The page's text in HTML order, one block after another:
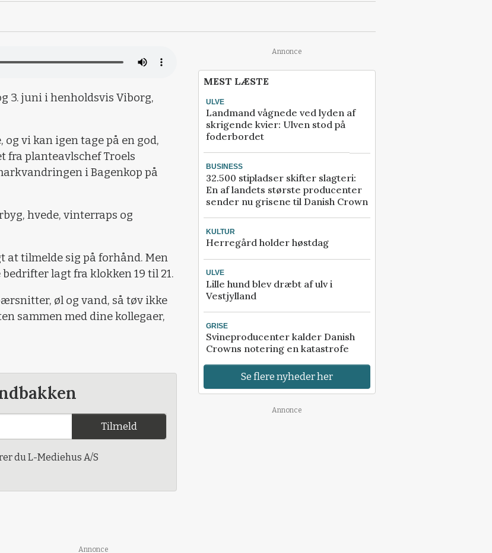
3. juni i henholdsvis Viborg,
vi kan igen tage på en god,
fra planteavlschef Troels
i Bagenkop på
hvede, vinterraps og
at tilmelde sig på forhånd. Men
lagt fra klokken 19 til 21.
øl og vand, så tøv ikke
sammen med dine kollegaer,
Tilmeld
du L-Mediehus A/S
Annonce
MEST LÆSTE
ULVE
Landmand vågnede ved lyden af
skrigende kvier: Ulven stod på
foderbordet
BUSINESS
32.500 stipladser skifter slagteri:
En af landets største producenter
sender nu grisene til Danish Crown
KULTUR
Herregård holder høstdag
ULVE
Lille hund blev dræbt af ulv i
Vestjylland
GRISE
Svineproducenter kalder Danish
Crowns notering en katastrofe
Se flere nyheder her
Annonce
Annonce